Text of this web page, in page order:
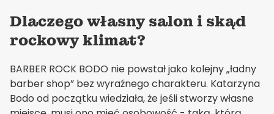
Dlaczego własny salon i skąd
rockowy klimat?
BARBER ROCK BODO nie powstał jako kolejny „ładny
barber shop” bez wyraźnego charakteru. Katarzyna
Bodo od początku wiedziała, że jeśli stworzy własne